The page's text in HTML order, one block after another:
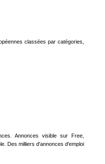
classées par catégories,
Annonces visible sur Free,
Des milliers d'annonces d'emploi